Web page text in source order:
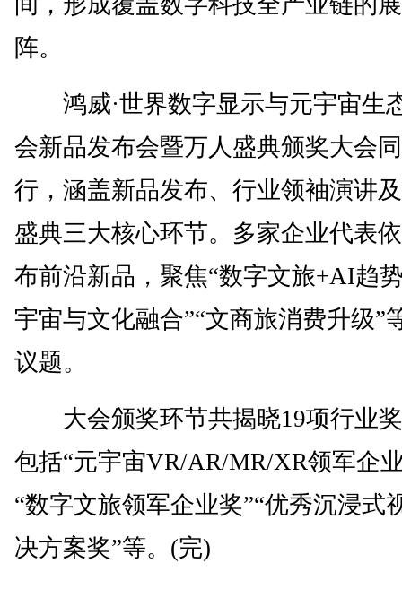
阵。
鸿威·世界数字显示与元宇宙生
会新品发布会暨万人盛典颁奖大会
行，涵盖新品发布、行业领袖演讲
盛典三大核心环节。多家企业代表
布前沿新品，聚焦“数字文旅+AI趋
宇宙与文化融合”“文商旅消费升级”
议题。
大会颁奖环节共揭晓19项行业
包括“元宇宙VR/AR/MR/XR领军企
“数字文旅领军企业奖”“优秀沉浸式
决方案奖”等。(完)